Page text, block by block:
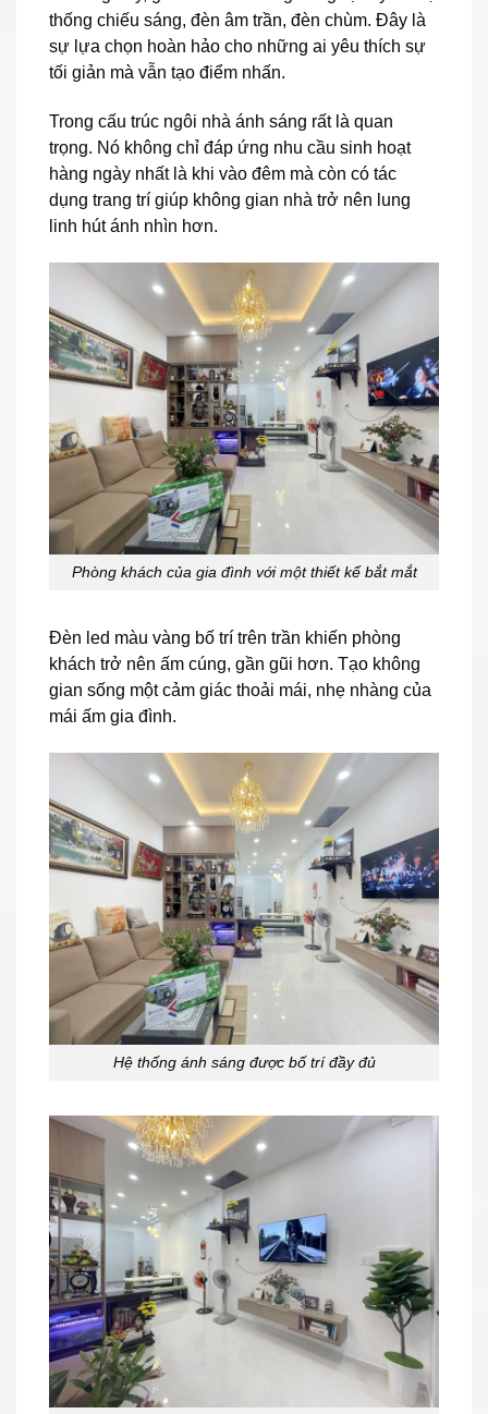
thống chiếu sáng, đèn âm trần, đèn chùm. Đây là
sự lựa chọn hoàn hảo cho những ai yêu thích sự
tối giản mà vẫn tạo điểm nhấn.
Trong cấu trúc ngôi nhà ánh sáng rất là quan
trọng. Nó không chỉ đáp ứng nhu cầu sinh hoạt
hàng ngày nhất là khi vào đêm mà còn có tác
dụng trang trí giúp không gian nhà trở nên lung
linh hút ánh nhìn hơn.
Phòng khách của gia đình với một thiết kế bắt mắt
Đèn led màu vàng bố trí trên trần khiến phòng
khách trở nên ấm cúng, gần gũi hơn. Tạo không
gian sống một cảm giác thoải mái, nhẹ nhàng của
mái ấm gia đình.
Hệ thống ánh sáng được bố trí đầy đủ